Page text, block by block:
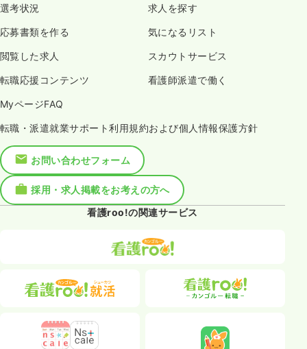
選考状況 求人を探す
応募書類を作る 気になるリスト
閲覧した求人 スカウトサービス
転職応援コンテンツ 看護師派遣で働く
MyページFAQ
転職・派遣就業サポート利用規約および個人情報保護方針
お問い合わせフォーム
採用・求人掲載をお考えの方へ
看護roo!の関連サービス